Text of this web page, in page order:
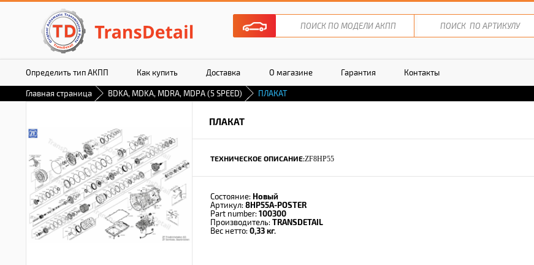
Определить тип АКПП Как купить Доставка О магазине Гарантия Контакты
Главная страница BDKA, MDKA, MDRA, MDPA (5 SPEED) ПЛАКАТ
ПЛАКАТ
ТЕХНИЧЕСКОЕ ОПИСАНИЕ:ZF8HP55
Состояние: Новый
Артикул: 8HP55A-POSTER
Part number: 100300
Производитель: TRANSDETAIL
Вес нетто: 0,33 кг.